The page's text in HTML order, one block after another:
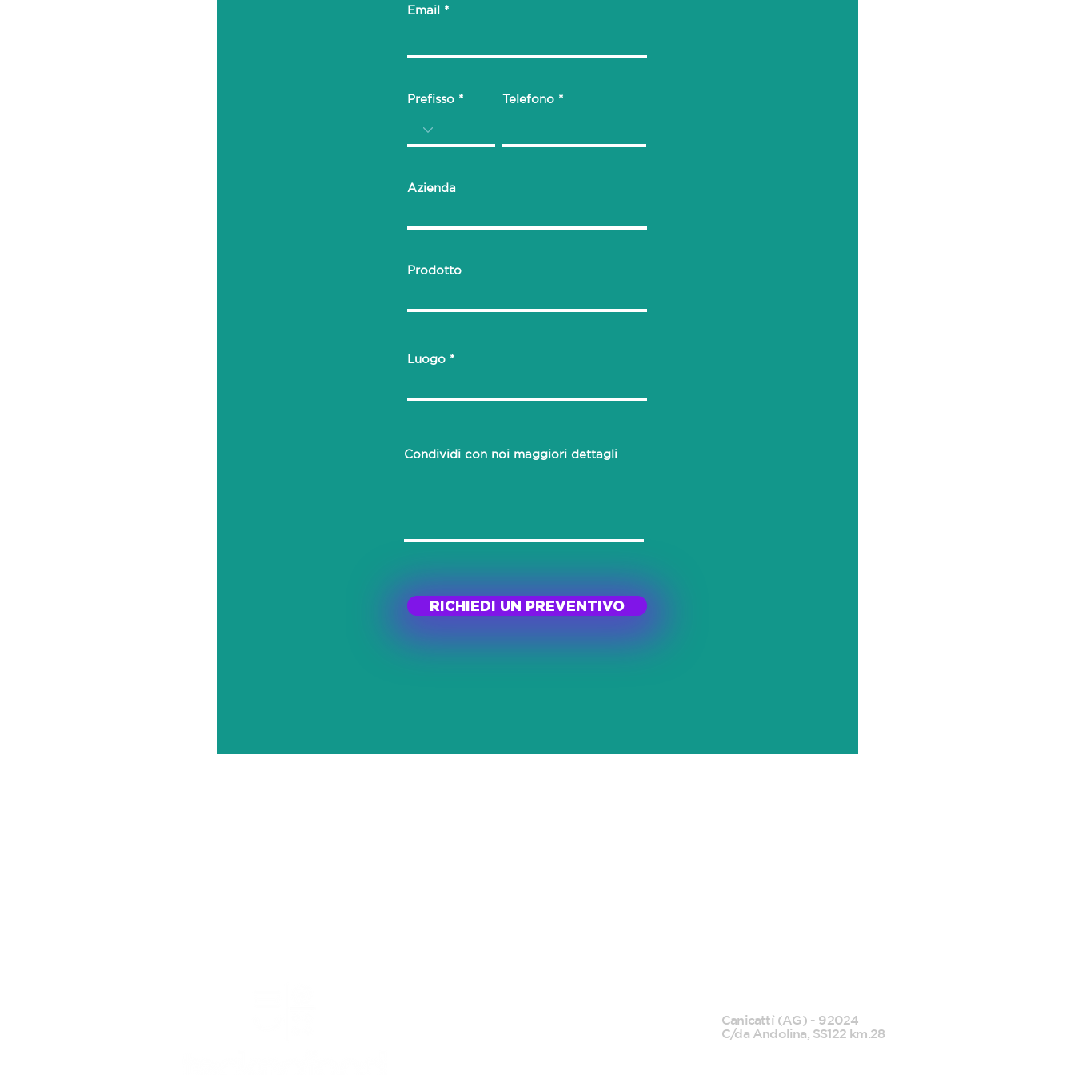
Email
Prefisso Telefono
Azienda
Prodotto
Luogo
Condividi con noi maggiori dettagli
RICHIEDI UN PREVENTIVO
Canicattì (AG) - 92024
C/da Andolina, SS122 km.28